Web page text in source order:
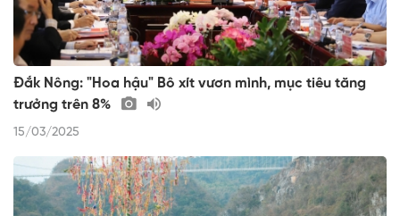
Đắk Nông: "Hoa hậu" Bô xít vươn mình, mục tiêu tăng
trưởng trên 8%
15/03/2025